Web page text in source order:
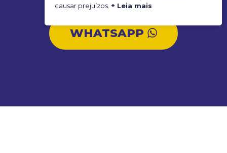
causar prejuízos. + Leia mais
WHATSAPP